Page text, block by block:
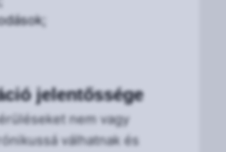
jelentőssége
nem vagy
válhatnak és